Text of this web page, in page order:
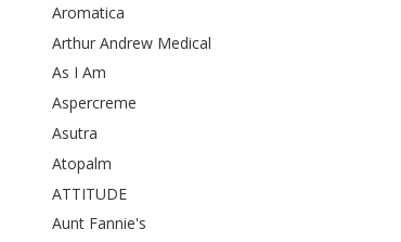
Aromatica
Arthur Andrew Medical
As I Am
Aspercreme
Asutra
Atopalm
ATTITUDE
Aunt Fannie's